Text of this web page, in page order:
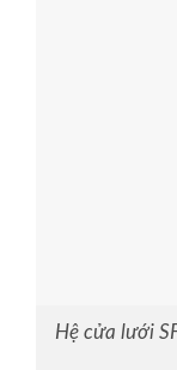
Hệ cửa lưới